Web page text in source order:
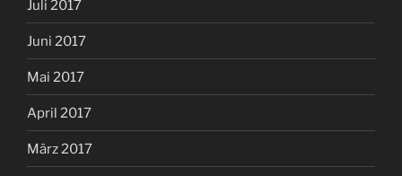
Juli 2017
Juni 2017
Mai 2017
April 2017
März 2017